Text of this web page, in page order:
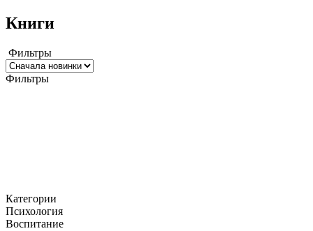
Книги
Фильтры
Фильтры
Категории
Психология
Воспитание